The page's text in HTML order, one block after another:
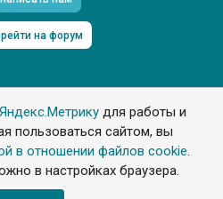
Яндекс.Метрику для работы и
пользоваться сайтом, вы
в отношении файлов cookie.
в настройках браузера.
на форум
Все права защищены
сайта с обязательной
www.e-plastic.ru
сайта